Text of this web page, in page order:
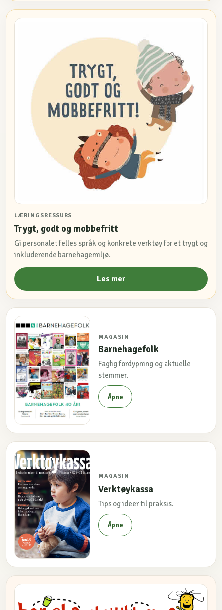
LÆRINGSRESSURS
Trygt, godt og mobbefritt
Gi personalet felles språk og konkrete verktøy for et trygt og
inkluderende barnehagemiljø.
Les mer
MAGASIN
Barnehagefolk
Faglig fordypning og aktuelle
stemmer.
Åpne
MAGASIN
Verktøykassa
Tips og ideer til praksis.
Åpne